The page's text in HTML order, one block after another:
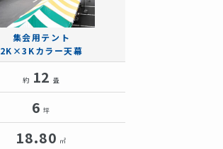
集会用テント
2K×3Kカラー天幕
約 12 畳
6 坪
18.80 ㎡